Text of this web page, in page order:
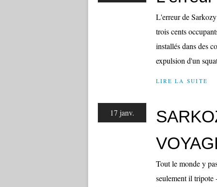
L'erreur de
trois cents
installés dans des
expulsion d'un
LIRE LA SUITE
17 janv.
Tout le monde y
seulement il tripote